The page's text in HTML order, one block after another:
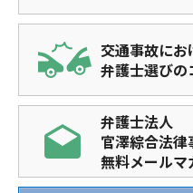
交通事故にお
弁護士選びの
弁護士法人
官澤綜合法律
無料メールマ